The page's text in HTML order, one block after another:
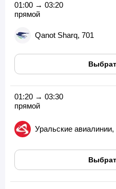
01:00 → 03:20
прямой
Qanot Sharq, 701
01:20 → 03:30
прямой
Уральские авиалинии,